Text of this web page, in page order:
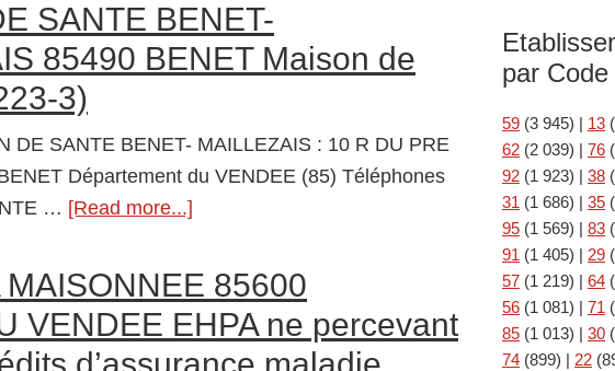
(S.A.A.D.)
SANTE BENET-
85490 BENET Maison de
3)
DE SANTE BENET- MAILLEZAIS : 10 R DU PRE
Département du VENDEE (85) Téléphones
… [Read more...]
DE
SANTE
BENET-
MAILLEZAIS
MAISONNEE 85600
VENDEE EHPA ne percevant
par
59 (3 945) | 13
62 (2 039) | 76
92 (1 923) | 38
31 (1 686) | 35
95 (1 569) | 83
91 (1 405) | 29
57 (1 219) | 64
56 (1 081) | 71
85 (1 013) | 30
74 (899) | 22